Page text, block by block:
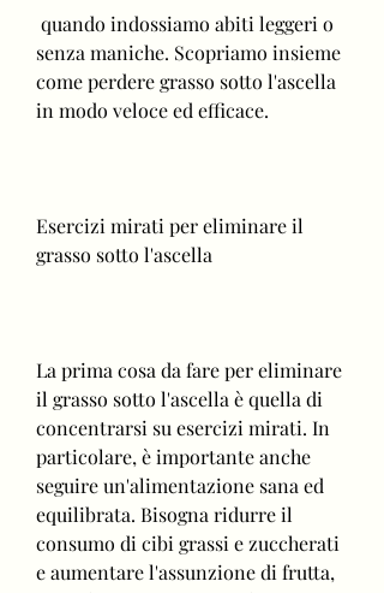
senza maniche. Scopriamo insieme
come perdere grasso sotto l'ascella
in modo veloce ed efficace.
Esercizi mirati per eliminare il
grasso sotto l'ascella
La prima cosa da fare per eliminare
il grasso sotto l'ascella è quella di
concentrarsi su esercizi mirati. In
particolare, è importante anche
seguire un'alimentazione sana ed
equilibrata. Bisogna ridurre il
consumo di cibi grassi e zuccherati
e aumentare l'assunzione di frutta,